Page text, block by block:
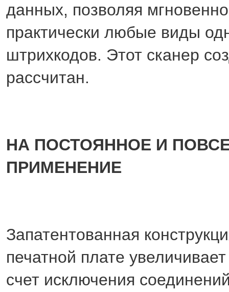
данных, позволяя
практически любые виды
штрихкодов. Этот сканер
рассчитан.
НА ПОСТОЯННОЕ И
ПРИМЕНЕНИЕ
Запатентованная
печатной плате
счет исключения